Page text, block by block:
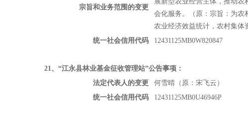
宗旨和业务范围的变更
会化服务。（原：宗旨：为农
农业经济效益统计，农村集体
统一社会信用代码
12431125MB0W820847
21、“江永县林业基金征收管理站”公告事项：
法定代表人的变更
何雪晴（原：宋飞云）
统一社会信用代码
12431125MB0U46946P